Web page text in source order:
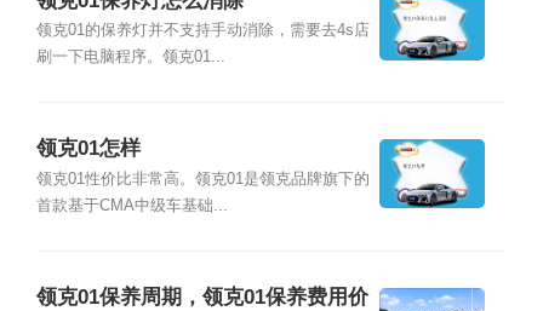
领克01的保养灯并不支持手动消除，需要去4s店
刷一下电脑程序。领克01...
领克01怎样
领克01性价比非常高。领克01是领克品牌旗下的
首款基于CMA中级车基础...
领克01保养周期，领克01保养费用价